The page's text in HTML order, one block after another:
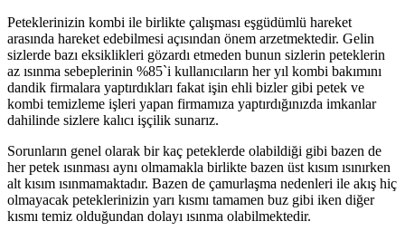
Peteklerinizin kombi ile birlikte çalışması eşgüdümlü hareket
arasında hareket edebilmesi açısından önem arzetmektedir. Gelin
sizlerde bazı eksiklikleri gözardı etmeden bunun sizlerin peteklerin
az ısınma sebeplerinin %85`i kullanıcıların her yıl kombi bakımını
dandik firmalara yaptırdıkları fakat işin ehli bizler gibi petek ve
kombi temizleme işleri yapan firmamıza yaptırdığınızda imkanlar
dahilinde sizlere kalıcı işçilik sunarız.
Sorunların genel olarak bir kaç peteklerde olabildiği gibi bazen de
her petek ısınması aynı olmamakla birlikte bazen üst kısım ısınırken
alt kısım ısınmamaktadır. Bazen de çamurlaşma nedenleri ile akış hiç
olmayacak peteklerinizin yarı kısmı tamamen buz gibi iken diğer
kısmı temiz olduğundan dolayı ısınma olabilmektedir.